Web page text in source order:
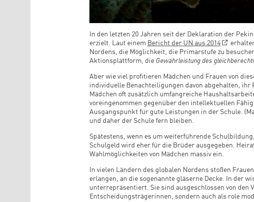
In den letzten 20 Jahren seit der Deklaration der
erzielt. Laut einem Bericht der UN aus 2014
Nordens, die Möglichkeit, die Primarstufe zu
Aktionsplattform, die Gewährleistung des
Aber wie viel profitieren Mädchen und Frauen von
individuelle Benachteiligungen davon abgehalten, ihr
Mädchen oft zusätzlich umfangreiche
voreingenommen gegenüber den intellektuellen
Ausgangspunkt für gute Leistungen in der Schule.
und daher der Schule fern bleiben.
Spätestens, wenn es um weiterführende
Schulgeld wird eher für die Brüder ausgegeben.
Wahlmöglichkeiten von Mädchen massiv ein.
In vielen Ländern des globalen Nordens stoßen
erlangen, an die sogenannte gläserne Decke. In der
unterrepräsentiert. Sie sind ausgeschlossen von den
Entscheidungsträgerinnen, sondern auch als role